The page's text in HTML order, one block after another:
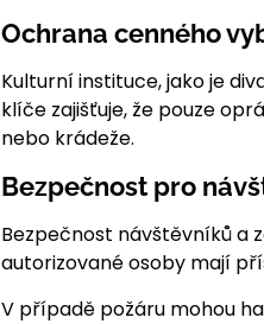
Ochrana cenného
Kulturní instituce, jako je
klíče zajišťuje, že pouze
nebo krádeže.
Bezpečnost pro
Bezpečnost návštěvníků a
autorizované osoby mají
V případě požáru mohou